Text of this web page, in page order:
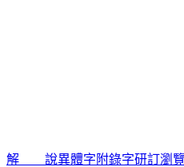
解 說異體字 附錄字研訂瀏覽